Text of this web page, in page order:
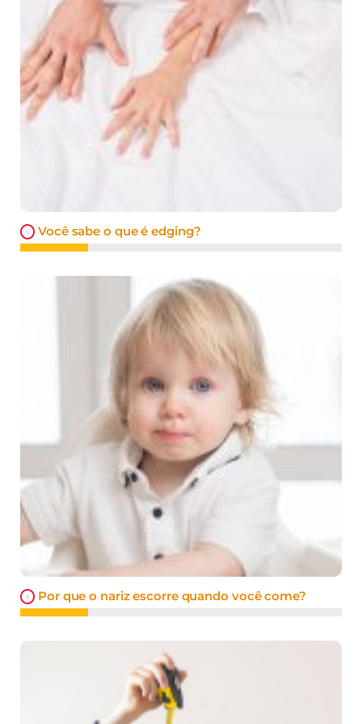
Você sabe o que é edging?
Por que o nariz escorre quando você come?